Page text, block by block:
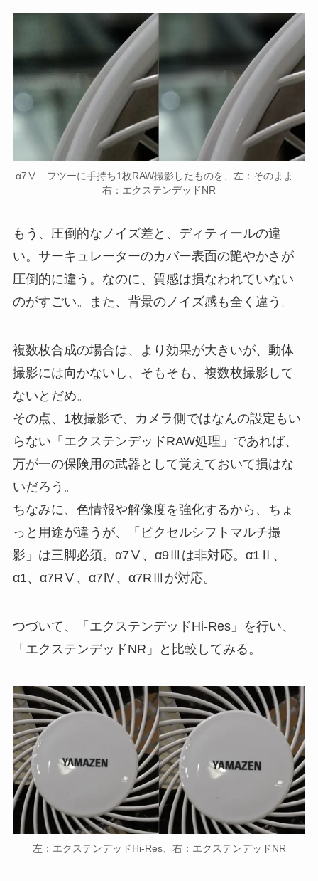
α7Ⅴ フツーに手持ち1枚RAW撮影したものを、左：そのまま
右：エクステンデッドNR
もう、圧倒的なノイズ差と、ディティールの違
い。サーキュレーターのカバー表面の艶やかさが
圧倒的に違う。なのに、質感は損なわれていない
のがすごい。また、背景のノイズ感も全く違う。
複数枚合成の場合は、より効果が大きいが、動体
撮影には向かないし、そもそも、複数枚撮影して
ないとだめ。
その点、1枚撮影で、カメラ側ではなんの設定もい
らない「エクステンデッドRAW処理」であれば、
万が一の保険用の武器として覚えておいて損はな
いだろう。
ちなみに、色情報や解像度を強化するから、ちょ
っと用途が違うが、「ピクセルシフトマルチ撮
影」は三脚必須。α7Ⅴ、α9Ⅲは非対応。α1Ⅱ、
α1、α7RⅤ、α7Ⅳ、α7RⅢが対応。
つづいて、「エクステンデッドHi-Res」を行い、
「エクステンデッドNR」と比較してみる。
左：エクステンデッドHi-Res、右：エクステンデッドNR